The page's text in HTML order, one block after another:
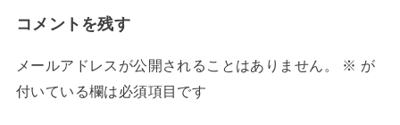
コメントを残す
メールアドレスが公開されることはありません。 ※ が
付いている欄は必須項目です